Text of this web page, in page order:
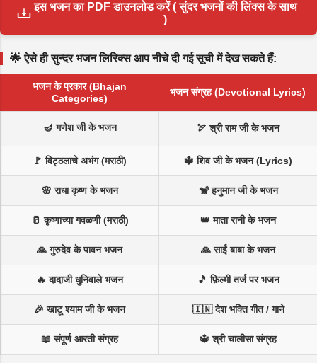
इस भजन का PDF डाउनलोड करें ( सुंदर भजनों की लिंक्स के साथ
)
🌟 ऐसे ही सुन्दर भजन लिरिक्स आप नीचे दी गई सूची में देख सकते हैं:
भजन के प्रकार (Bhajan
Categories)
भजन संग्रह (Devotional Lyrics)
🪔 गणेश जी के भजन 🏹 श्री राम जी के भजन
🚩 विट्ठलाचे अभंग (मराठी) 🔱 शिव जी के भजन (Lyrics)
🌸 राधा कृष्ण के भजन 🐒 हनुमान जी के भजन
🥛 कृष्णाच्या गवळणी (मराठी) 👑 माता रानी के भजन
🙏 गुरुदेव के पावन भजन 🙏 साईं बाबा के भजन
🔥 दादाजी धुनिवाले भजन 🎵 फ़िल्मी तर्ज पर भजन
🎉 खाटू श्याम जी के भजन 🇮🇳 देश भक्ति गीत / गाने
📖 संपूर्ण आरती संग्रह 🔱 श्री चालीसा संग्रह